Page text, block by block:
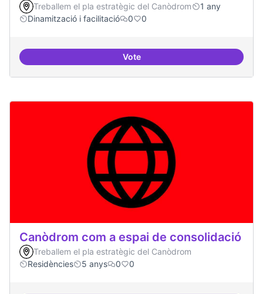
Treballem el pla estratègic del Canòdrom
1 any
Dinamització i facilitació
0 0
VoteRepositori de coneixement
Canòdrom com a espai de consolidació
Treballem el pla estratègic del Canòdrom
Residències
5 anys 0 0